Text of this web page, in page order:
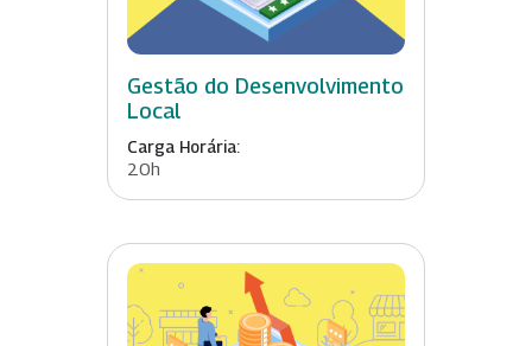
Gestão do Desenvolvimento
Local
Carga Horária:
20h